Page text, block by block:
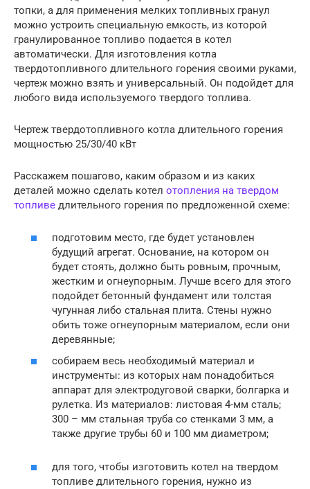
топки, а для применения мелких топливных гранул
можно устроить специальную емкость, из которой
гранулированное топливо подается в котел
автоматически. Для изготовления котла
твердотопливного длительного горения своими руками,
чертеж можно взять и универсальный. Он подойдет для
любого вида используемого твердого топлива.
Чертеж твердотопливного котла длительного горения
мощностью 25/30/40 кВт
Расскажем пошагово, каким образом и из каких
деталей можно сделать котел отопления на твердом
топливе длительного горения по предложенной схеме:
подготовим место, где будет установлен
будущий агрегат. Основание, на котором он
будет стоять, должно быть ровным, прочным,
жестким и огнеупорным. Лучше всего для этого
подойдет бетонный фундамент или толстая
чугунная либо стальная плита. Стены нужно
обить тоже огнеупорным материалом, если они
деревянные;
собираем весь необходимый материал и
инструменты: из которых нам понадобиться
аппарат для электродуговой сварки, болгарка и
рулетка. Из материалов: листовая 4-мм сталь;
300 – мм стальная труба со стенками 3 мм, а
также другие трубы 60 и 100 мм диаметром;
для того, чтобы изготовить котел на твердом
топливе длительного горения, нужно из